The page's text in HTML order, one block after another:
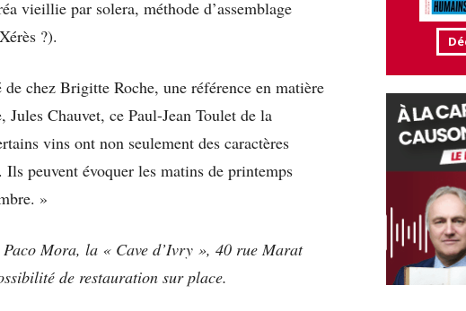
vieillie par solera, méthode d’assemblage
?).
chez Brigitte Roche, une référence en matière
Jules Chauvet, ce Paul-Jean Toulet de la
vins ont non seulement des caractères
peuvent évoquer les matins de printemps
»
Mora, la « Cave d’Ivry », 40 rue Marat
de restauration sur place.